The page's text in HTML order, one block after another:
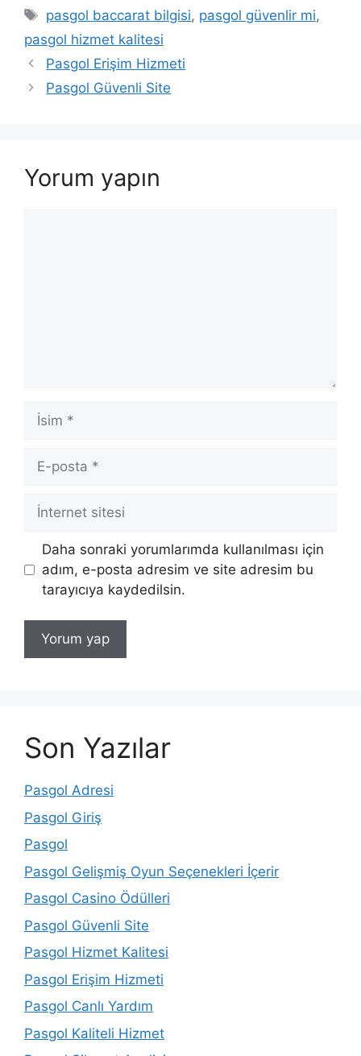
Etiketler
pasgol baccarat bilgisi, pasgol güvenlir mi,
pasgol hizmet kalitesi
Pasgol Erişim Hizmeti
Pasgol Güvenli Site
Yorum yapın
İsim
posta
İnternet
sitesi
Daha sonraki yorumlarımda kullanılması için
adım, e-posta adresim ve site adresim bu
tarayıcıya kaydedilsin.
Son Yazılar
Pasgol Adresi
Pasgol Giriş
Pasgol
Pasgol Gelişmiş Oyun Seçenekleri İçerir
Pasgol Casino Ödülleri
Pasgol Güvenli Site
Pasgol Hizmet Kalitesi
Pasgol Erişim Hizmeti
Pasgol Canlı Yardım
Pasgol Kaliteli Hizmet